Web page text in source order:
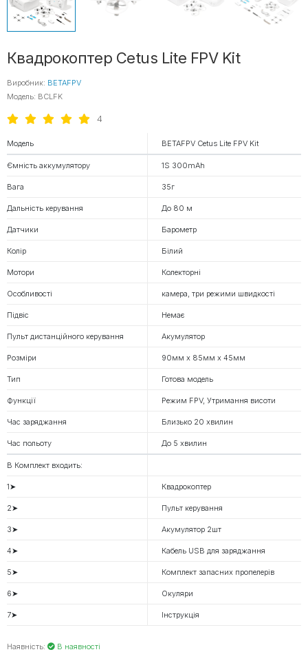
Квадрокоптер Cetus Lite FPV Kit
Виробник: BETAFPV
Модель: BCLFK
4
Модель BETAFPV Cetus Lite FPV Kit
Ємність аккумулятору 1S 300mAh
Вага 35г
Дальність керування До 80 м
Датчики Барометр
Колір Білий
Мотори Колекторні
Особливості камера, три режими швидкості
Підвіс Немає
Пульт дистанційного керування Акумулятор
Розміри 90мм x 85мм x 45мм
Тип Готова модель
Функції Режим FPV, Утримання висоти
Час заряджання Близько 20 хвилин
Час польоту До 5 хвилин
В Комплект входить:
1➤ Квадрокоптер
2➤ Пульт керування
3➤ Акумулятор 2шт
4➤ Кабель USB для заряджання
5➤ Комплект запасних пропелерів
6➤ Окуляри
7➤ Інструкція
Наявність: В наявності